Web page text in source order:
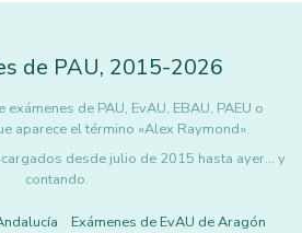
de PAU, 2015-2026
de PAU, EvAU, EBAU, PAEU o
aparece el término «Alex Raymond».
desde julio de 2015 hasta ayer... y
contando.
Exámenes de EvAU de Aragón